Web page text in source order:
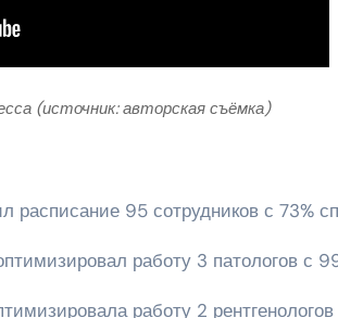
(источник: авторская съёмка)
расписание 95 сотрудников с 73%
работу 3 патологов с
работу 2